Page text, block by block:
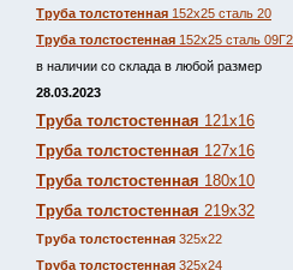
Труба толстотенная 152х25 сталь 20
Труба толстостенная 152х25 сталь
в наличии со склада в любой размер
28.03.2023
Труба толстостенная 121х16
Труба толстостенная 127х16
Труба толстостенная 180х10
Труба толстостенная 219х32
Труба толстостенная 325х22
Труба толстостенная 325х24